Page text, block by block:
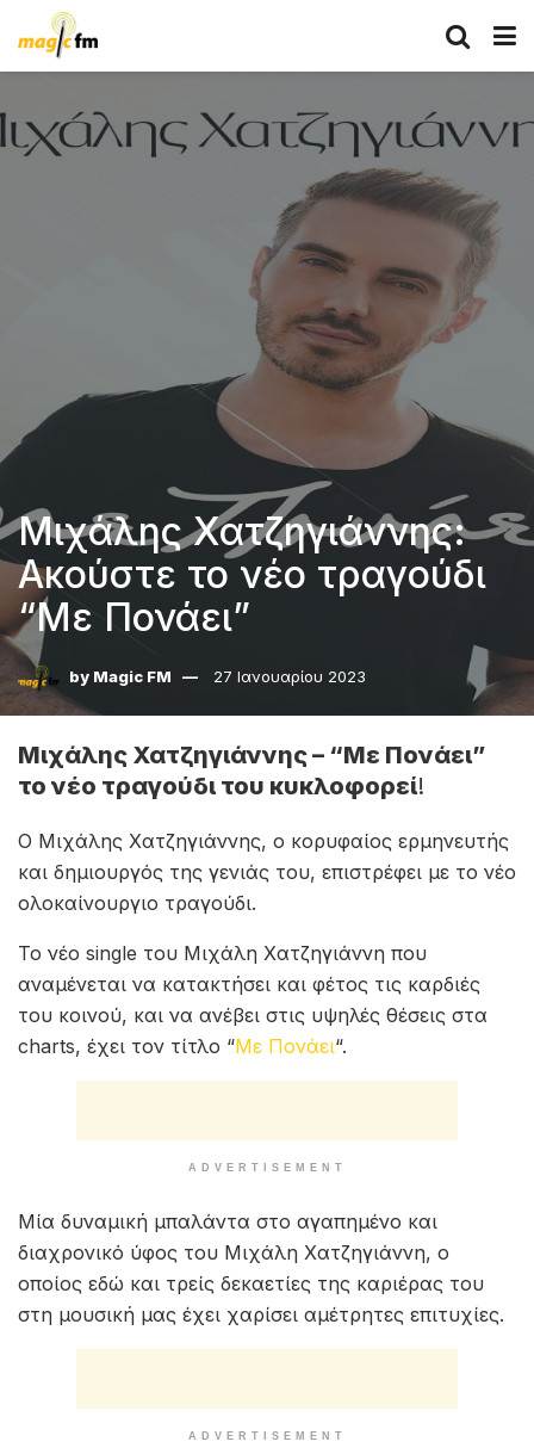
Μιχάλης Χατζηγιάννης:
Ακούστε το νέο τραγούδι
“Με Πονάει”
by Magic FM 27 Ιανουαρίου 2023
Μιχάλης Χατζηγιάννης – “Με Πονάει”
το νέο τραγούδιτου κυκλοφορεί!
Ο Μιχάλης Χατζηγιάννης, ο κορυφαίος ερμηνευτής
και δημιουργός της γενιάς του, επιστρέφει με το νέο
ολοκαίνουργιο τραγούδι.
Το νέο single του Μιχάλη Χατζηγιάννη που
αναμένεται να κατακτήσει και φέτος τις καρδιές
του κοινού, και να ανέβει στις υψηλές θέσεις στα
charts, έχει τον τίτλο “Με Πονάει“.
ADVERTISEMENT
Μία δυναμική μπαλάντα στο αγαπημένο και
διαχρονικό ύφος του Μιχάλη Χατζηγιάννη, ο
οποίος εδώ και τρείς δεκαετίες της καριέρας του
στη μουσική μας έχει χαρίσει αμέτρητες επιτυχίες.
ADVERTISEMENT